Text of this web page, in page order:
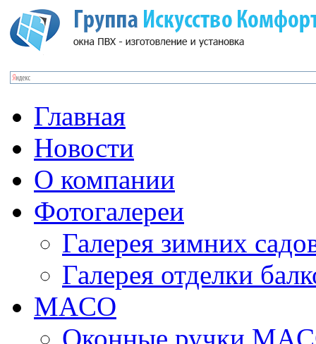
Главная
Новости
О компании
Фотогалереи
Галерея зимних
Галерея отделки
MACO